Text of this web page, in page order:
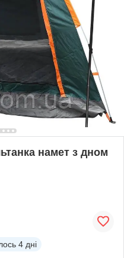
намет з дном
4 дні